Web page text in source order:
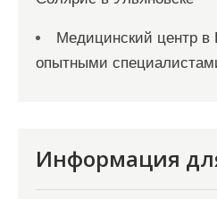
Медицинский центр в
опытными
Информация